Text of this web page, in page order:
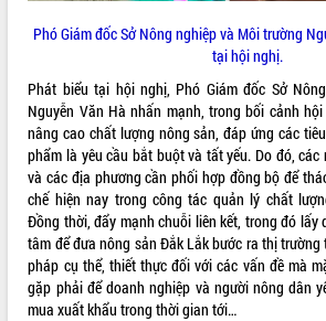
Tháo gỡ những vướng mắc, đẩy mạnh
công tác cải cách thủ tục hành chính
công tỉnh
Đắk Lắk: Tôn vinh 46 giải pháp tại Hội
thi Sáng tạo Kỹ thuật 2024 - 2025
Đắk Lắk rà soát, điều chỉnh Đề án 190
về phát triển nuôi trồng thủy sản
Phó Chủ tịch UBND tỉnh Đắk Lắk
Trương Công Thái kiểm tra thực địa
Dự án cao tốc Khánh Hòa - Buôn Ma
Thuột
Định vị cà phê Việt Nam như một “di
Phó Giám đốc Sở Nông nghiệp và Môi trường
tại hội nghị.
Phát biểu tại hội nghị, Phó Giám đốc Sở
Nguyễn Văn Hà nhấn mạnh, trong bối cảnh
nâng cao chất lượng nông sản, đáp ứng các
phẩm là yêu cầu bắt buột và tất yếu. Do đó,
và các địa phương cần phối hợp đồng bộ để
chế hiện nay trong công tác quản lý chất
Đồng thời, đẩy mạnh chuỗi liên kết, trong đó lấy
tâm để đưa nông sản Đắk Lắk bước ra thị
pháp cụ thể, thiết thực đối với các vấn đề mà
gặp phải để doanh nghiệp và người nông dân
mua xuất khẩu trong thời gian tới…